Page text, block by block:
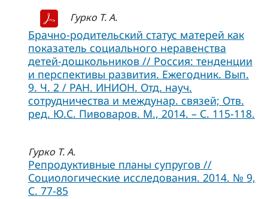
Гурко Т. А.
Брачно-родительский статус матерей как
показатель социального неравенства
детей-дошкольников // Россия: тенденции
и перспективы развития. Ежегодник. Вып.
9. Ч. 2 / РАН. ИНИОН. Отд. науч.
сотрудничества и междунар. связей; Отв.
ред. Ю.С. Пивоваров. М., 2014. – С. 115-118.
Гурко Т. А.
Репродуктивные планы супругов //
Социологические исследования. 2014. № 9,
C. 77-85